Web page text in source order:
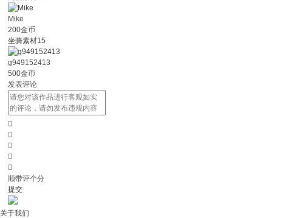
Mike
200金币
坐骑素材15
g949152413
500金币
发表评论





顺带评个分
提交
关于我们